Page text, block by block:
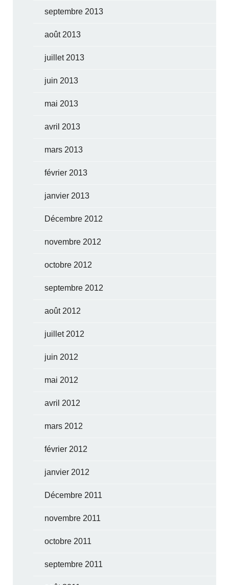
septembre 2013
août 2013
juillet 2013
juin 2013
mai 2013
avril 2013
mars 2013
février 2013
janvier 2013
Décembre 2012
novembre 2012
octobre 2012
septembre 2012
août 2012
juillet 2012
juin 2012
mai 2012
avril 2012
mars 2012
février 2012
janvier 2012
Décembre 2011
novembre 2011
octobre 2011
septembre 2011